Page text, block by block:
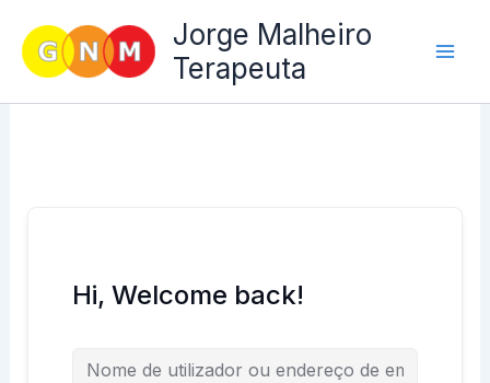
content
Jorge Malheiro
Terapeuta
Hi, Welcome back!